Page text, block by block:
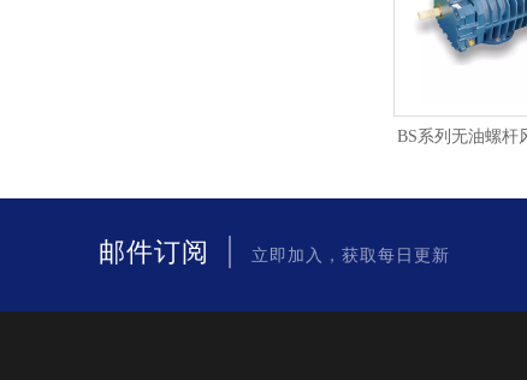
BS系列无油螺杆
邮件订阅 | 立即加入，获取每日更新